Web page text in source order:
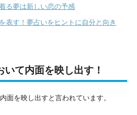
る夢は新しい恋の予感
表す！夢占いをヒントに自分と向き
て内面を映し出す！
面を映し出すと言われています。